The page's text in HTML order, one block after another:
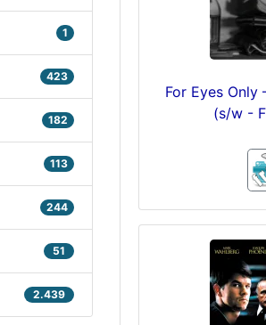
1
423
182
113
244
51
2.439
For Eyes Only
(s/w -